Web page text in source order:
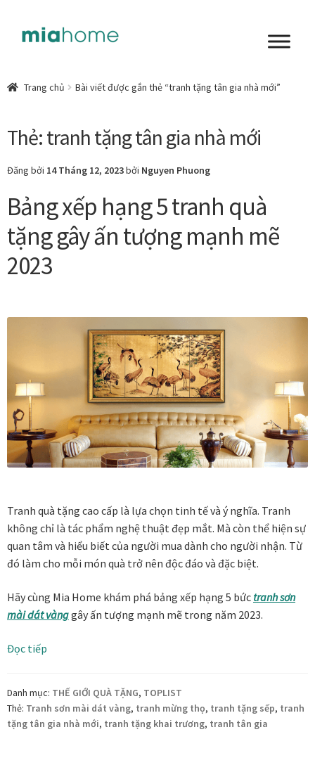
đến
đến
Chất liệu nghệ thuật
Không gian sống
Cách chọn tranh phòng ngủ để mỗi ngày bắt đầu nhẹ
nhàng hơn
Chọn tranh phòng khách từ góc nhìn Home Stylist
Vị trí trưng bày
BLOG
Bộ sưu tập tranh
Bộ sưu tập Mã Vương – Quà tặng doanh nghiệp
Chính Sách Đổi Trả
Chính sách đổi trả hàng
Đăng ký thành viên
Danh Lam Collection
Hoa Xuân – Tranh sơn mài hoa
Trang chủ Bài viết được gắn thẻ “tranh tặng tân gia nhà mới”
Thẻ:tranh tặng tân gia nhà mới
Đăng bởi 14 Tháng 12, 2023bởi Nguyen Phuong
Bảng xếp hạng 5 tranh quà
tặng gây ấn tượng mạnh mẽ
2023
Tranh quà tặng cao cấp là lựa chọn tinh tế và ý nghĩa. Tranh
không chỉ là tác phẩm nghệ thuật đẹp mắt. Mà còn thể hiện sự
quan tâm và hiểu biết của người mua dành cho người nhận. Từ
đó làm cho mỗi món quà trở nên độc đáo và đặc biệt.
Hãy cùng Mia Home khám phá bảng xếp hạng 5 bức tranh sơn
mài dát vànggây ấn tượng mạnh mẽ trong năm 2023.
Đọc tiếp
5
tranh
Danh mục: THẾ GIỚI QUÀ TẶNG, TOPLIST
Thẻ: Tranh sơn mài dát vàng, tranh mừng thọ, tranh tặng sếp, tranh
tặng tân gia nhà mới, tranh tặng khai trương, tranh tân gia